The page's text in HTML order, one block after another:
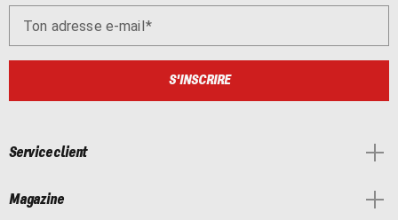
Ton adresse e-mail
S'INSCRIRE
Service client
Magazine